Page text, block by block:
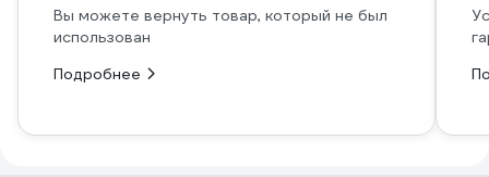
Вы можете вернуть товар, который не был
использован
Подробнее